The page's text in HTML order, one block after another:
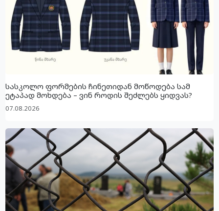
სასკოლო ფორმების ჩინეთიდან მოწოდება სამ
ეტაპად მოხდება – ვინ როდის შეძლებს ყიდვას?
07.08.2026